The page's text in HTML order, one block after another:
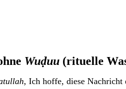
Wuḍuu (rituelle
Ich hoffe, diese Nachricht